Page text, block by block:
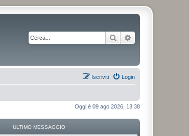
Cerca
Login
Iscriviti
Oggi è 09 ago 2026, 13:38
ULTIMO MESSAGGIO